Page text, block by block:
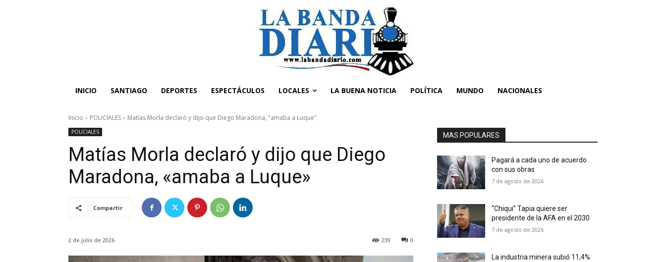
INICIO SANTIAGO DEPORTES ESPECTÁCULOS LOCALES LA BUENA NOTICIA POLÍTICA MUNDO NACIONALES
Inicio POLICIALES Matías Morla declaró y dijo que Diego Maradona, "amaba a Luque"
POLICIALES
Matías Morla declaró y dijo que Diego
Maradona, «amaba a Luque»
Compartir
2 de julio de 2026 0
239
MAS POPULARES
Pagará a cada uno de acuerdo
con sus obras
7 de agosto de 2026
“Chiqui” Tapia quiere ser
presidente de la AFA en el 2030
7 de agosto de 2026
La industria minera subió 11,4%